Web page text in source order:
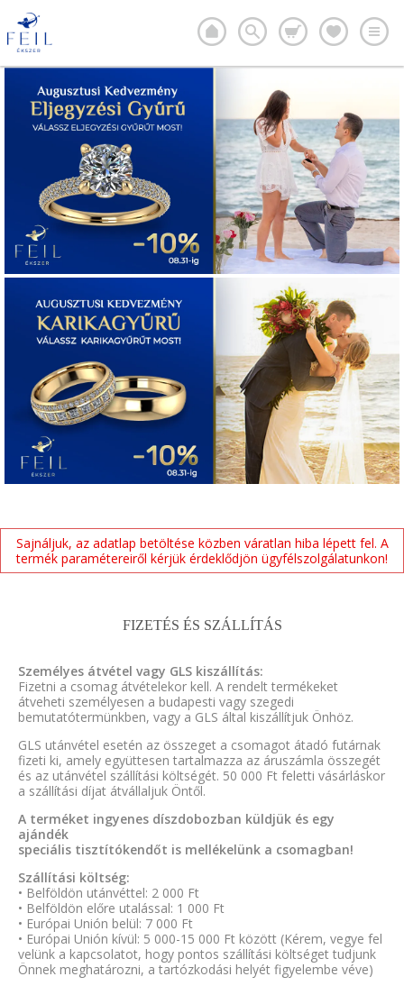
Sajnáljuk, az adatlap betöltése közben váratlan hiba lépett fel. A
termék paramétereiről kérjük érdeklődjön ügyfélszolgálatunkon!
FIZETÉS ÉS SZÁLLÍTÁS
Személyes átvétel vagy GLS kiszállítás:
Fizetni a csomag átvételekor kell. A rendelt termékeket
átveheti személyesen a budapesti vagy szegedi
bemutatótermünkben, vagy a GLS által kiszállítjuk Önhöz.
GLS utánvétel esetén az összeget a csomagot átadó futárnak
fizeti ki, amely együttesen tartalmazza az áruszámla összegét
és az utánvétel szállítási költségét. 50 000 Ft feletti vásárláskor
a szállítási díjat átvállaljuk Öntől.
A terméket ingyenes díszdobozban küldjük és egy
ajándék
speciális tisztítókendőt is mellékelünk a csomagban!
Szállítási költség:
• Belföldön utánvéttel: 2 000 Ft
• Belföldön előre utalással: 1 000 Ft
• Európai Unión belül: 7 000 Ft
• Európai Unión kívül: 5 000-15 000 Ft között (Kérem, vegye fel
velünk a kapcsolatot, hogy pontos szállítási költséget tudjunk
Önnek meghatározni, a tartózkodási helyét figyelembe véve)